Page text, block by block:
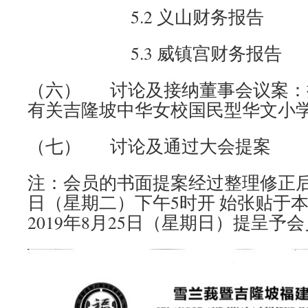
5.2 义山财务报告
5.3 威镇宫财务报告
（六） 讨论及接纳董事会议案
有关吉隆坡中华女校国民型华文小
（七） 讨论及通过大会提案
注：会员的书面提案经过整理修正
日（星期二）下午5时开 始张贴于
2019年8月25日（星期日）提呈予